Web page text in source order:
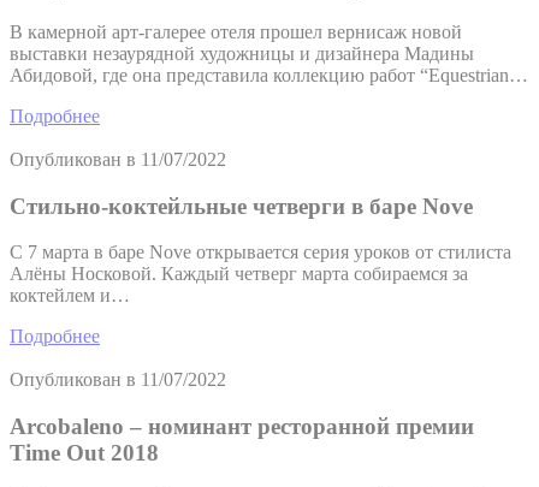
В камерной арт-галерее отеля прошел вернисаж новой
выставки незаурядной художницы и дизайнера Мадины
Абидовой, где она представила коллекцию работ “Equestrian…
Подробнее
Опубликован в 11/07/2022
Стильно-коктейльные четверги в баре Nove
С 7 марта в баре Nove открывается серия уроков от стилиста
Алёны Носковой. Каждый четверг марта собираемся за
коктейлем и…
Подробнее
Опубликован в 11/07/2022
Arcobaleno – номинант ресторанной премии
Time Out 2018